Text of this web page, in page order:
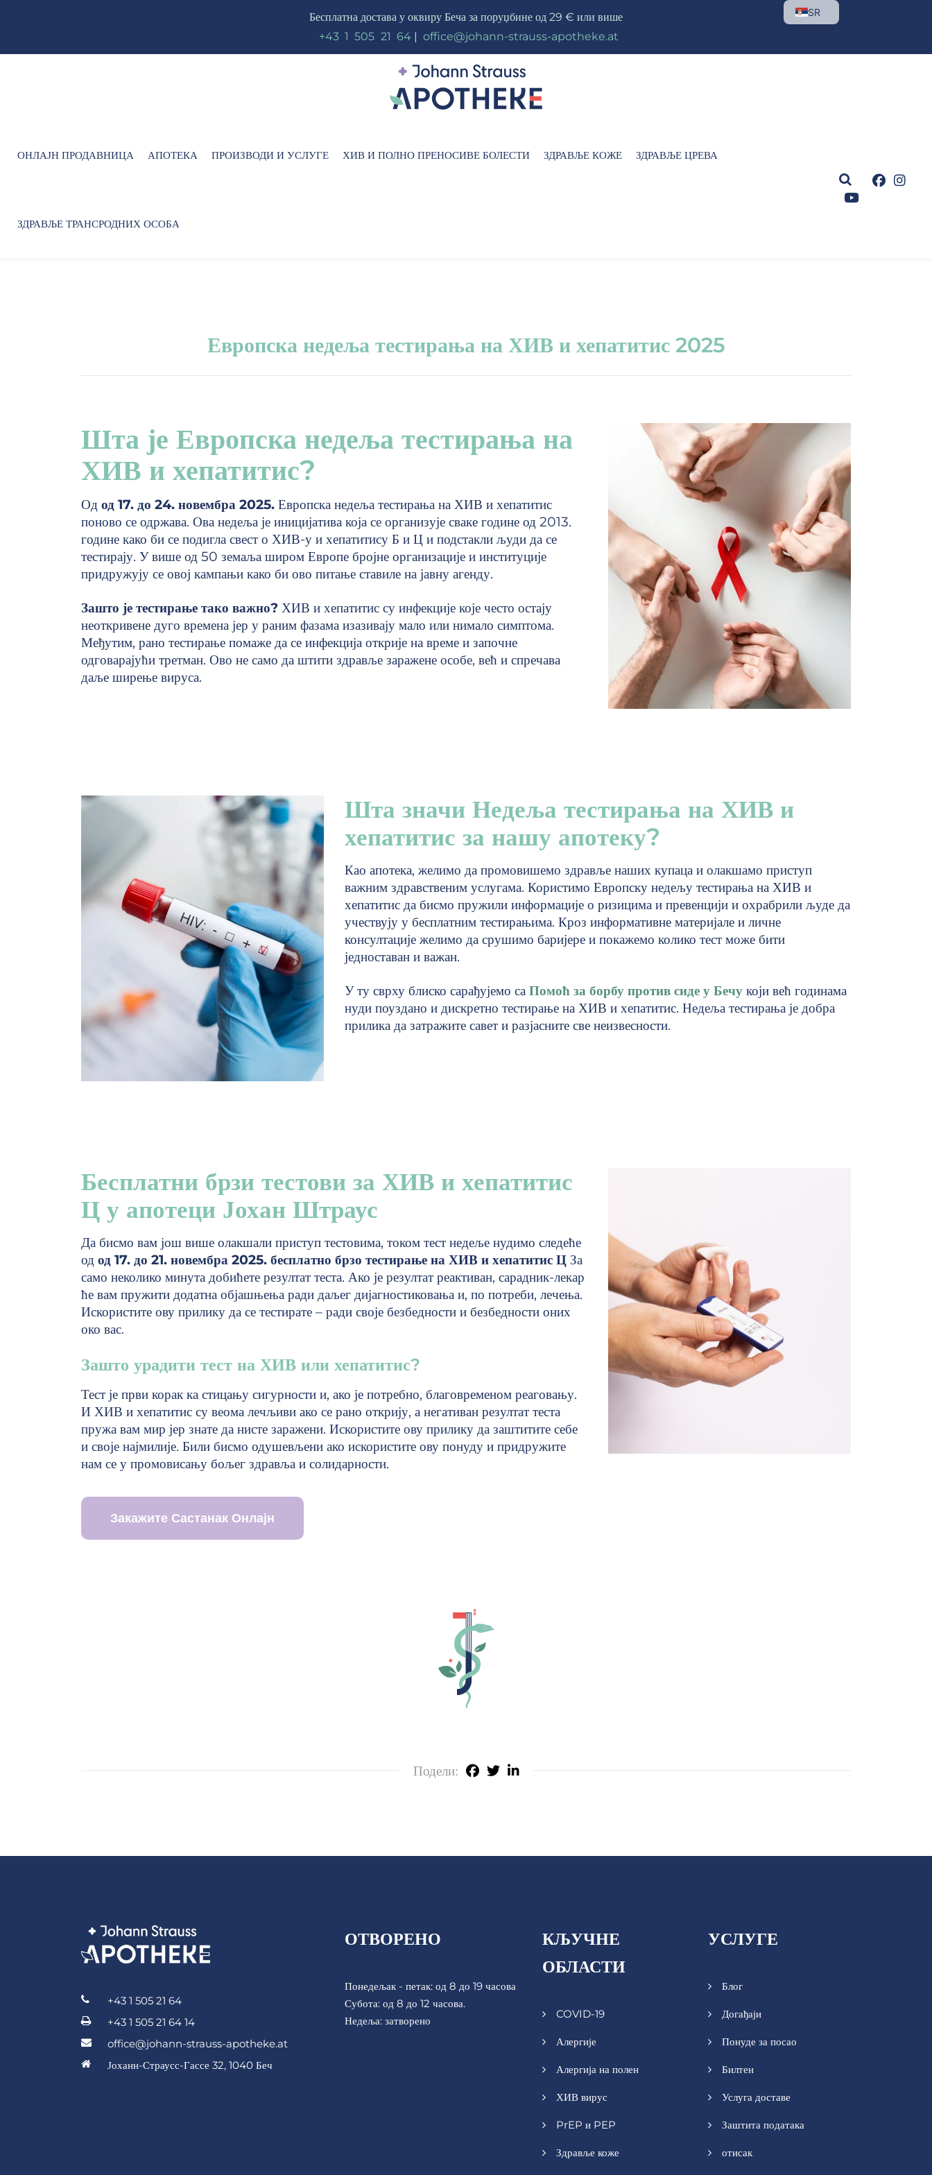
Бесплатна достава у оквиру Беча за поруџбине од 29 € или више
+43 1 505 21 64 office@johann-strauss-apotheke.at
ОНЛАЈН ПРОДАВНИЦА АПОТЕКА ПРОИЗВОДИ И УСЛУГЕ ХИВ И ПОЛНО ПРЕНОСИВЕ БОЛЕСТИ ЗДРАВЉЕ КОЖЕ ЗДРАВЉЕ ЦРЕВА
ЗДРАВЉЕ ТРАНСРОДНИХ ОСОБА
Европска недеља тестирања на ХИВ и хепатитис 2025
Шта је Европска недеља тестирања на
ХИВ и хепатитис?
Од од 17. до 24. новембра 2025. Европска недеља тестирања на ХИВ и хепатитис
поново се одржава. Ова недеља је иницијатива која се организује сваке године од 2013.
године како би се подигла свест о ХИВ-у и хепатитису Б и Ц и подстакли људи да се
тестирају. У више од 50 земаља широм Европе бројне организације и институције
придружују се овој кампањи како би ово питање ставиле на јавну агенду.
Зашто је тестирање тако важно? ХИВ и хепатитис су инфекције које често остају
неоткривене дуго времена јер у раним фазама изазивају мало или нимало симптома.
Међутим, рано тестирање помаже да се инфекција открије на време и започне
одговарајући третман. Ово не само да штити здравље заражене особе, већ и спречава
даље ширење вируса.
Шта значи Недеља тестирања на ХИВ и
хепатитис за нашу апотеку?
Као апотека, желимо да промовишемо здравље наших купаца и олакшамо приступ
важним здравственим услугама. Користимо Европску недељу тестирања на ХИВ и
хепатитис да бисмо пружили информације о ризицима и превенцији и охрабрили људе да
учествују у бесплатним тестирањима. Кроз информативне материјале и личне
консултације желимо да срушимо баријере и покажемо колико тест може бити
једноставан и важан.
У ту сврху блиско сарађујемо са Помоћ за борбу против сиде у Бечу који већ годинама
нуди поуздано и дискретно тестирање на ХИВ и хепатитис. Недеља тестирања је добра
прилика да затражите савет и разјасните све неизвесности.
Бесплатни брзи тестови за ХИВ и хепатитис
Ц у апотеци Јохан Штраус
Да бисмо вам још више олакшали приступ тестовима, током тест недеље нудимо следеће
од од 17. до 21. новембра 2025. бесплатно брзо тестирање на ХИВ и хепатитис Ц За
само неколико минута добићете резултат теста. Ако је резултат реактиван, сарадник-лекар
ће вам пружити додатна објашњења ради даљег дијагностиковања и, по потреби, лечења.
Искористите ову прилику да се тестирате – ради своје безбедности и безбедности оних
око вас.
Зашто урадити тест на ХИВ или хепатитис?
Тест је први корак ка стицању сигурности и, ако је потребно, благовременом реаговању.
И ХИВ и хепатитис су веома лечљиви ако се рано открију, а негативан резултат теста
пружа вам мир јер знате да нисте заражени. Искористите ову прилику да заштитите себе
и своје најмилије. Били бисмо одушевљени ако искористите ову понуду и придружите
нам се у промовисању бољег здравља и солидарности.
Закажите Састанак Онлајн
Подели:
+43 1 505 21 64
+43 1 505 21 64 14
office@johann-strauss-apotheke.at
Јоханн-Страусс-Гассе 32, 1040 Беч
ОТВОРЕНО
Понедељак - петак: од 8 до 19 часова
Субота: од 8 до 12 часова.
Недеља: затворено
КЉУЧНЕ
ОБЛАСТИ
COVID-19
Алергије
Алергија на полен
ХИВ вирус
PrEP и PEP
Здравље коже
УСЛУГЕ
Блог
Догађаји
Понуде за посао
Билтен
Услуга доставе
Заштита података
отисак
SR